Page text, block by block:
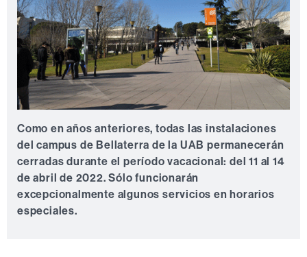
Como en años anteriores, todas las instalaciones
del campus de Bellaterra de la UAB permanecerán
cerradas durante el período vacacional: del 11 al 14
de abril de 2022. Sólo funcionarán
excepcionalmente algunos servicios en horarios
especiales.